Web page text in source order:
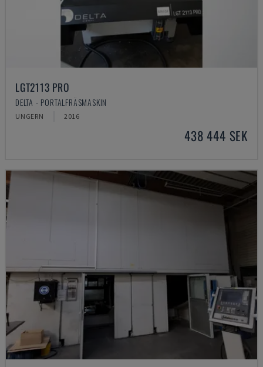
LGT2113 PRO
DELTA - PORTALFRÄSMASKIN
UNGERN 2016
438 444 SEK